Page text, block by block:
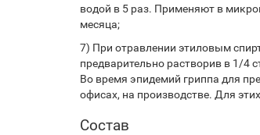
водой в 5 раз. Применяют в
месяца;
7) При отравлении этиловым
предварительно растворив в 1/4
Во время эпидемий гриппа для
офисах, на производстве. Для
Состав